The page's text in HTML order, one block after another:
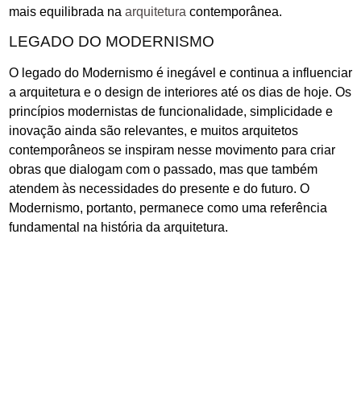
mais equilibrada na arquitetura contemporânea.
LEGADO DO MODERNISMO
O legado do Modernismo é inegável e continua a influenciar
a arquitetura e o design de interiores até os dias de hoje. Os
princípios modernistas de funcionalidade, simplicidade e
inovação ainda são relevantes, e muitos arquitetos
contemporâneos se inspiram nesse movimento para criar
obras que dialogam com o passado, mas que também
atendem às necessidades do presente e do futuro. O
Modernismo, portanto, permanece como uma referência
fundamental na história da arquitetura.